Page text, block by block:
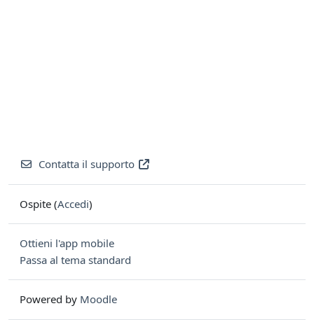
Contatta il supporto
Ospite (Accedi)
Ottieni l'app mobile
Passa al tema standard
Powered by Moodle